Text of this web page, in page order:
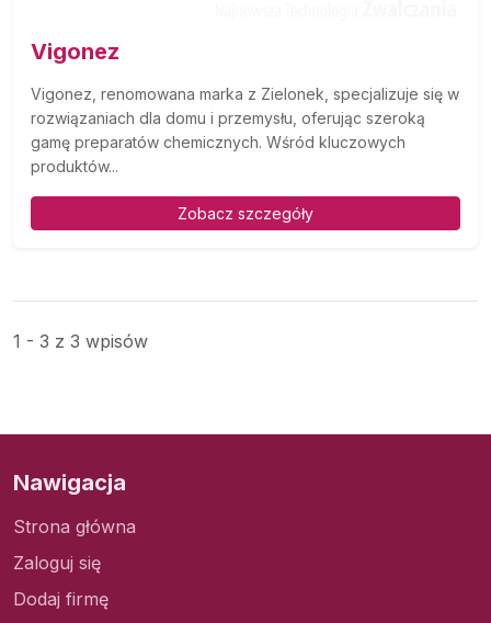
Vigonez
Vigonez, renomowana marka z Zielonek, specjalizuje się w
rozwiązaniach dla domu i przemysłu, oferując szeroką
gamę preparatów chemicznych. Wśród kluczowych
produktów...
Zobacz szczegóły
1 - 3 z 3 wpisów
Nawigacja
Strona główna
Zaloguj się
Dodaj firmę